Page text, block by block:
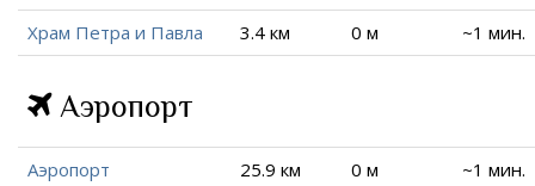
Храм Петра и Павла 3.4 км 0 м ~1 мин.
Аэропорт
Аэропорт
25.9 км 0 м ~1 мин.